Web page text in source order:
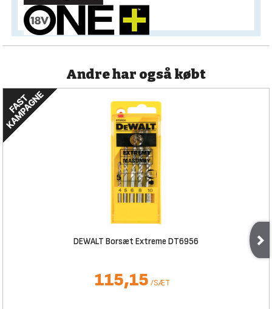
Andre har også købt
DEWALT Borsæt Extreme DT6956
115,15 /SÆT